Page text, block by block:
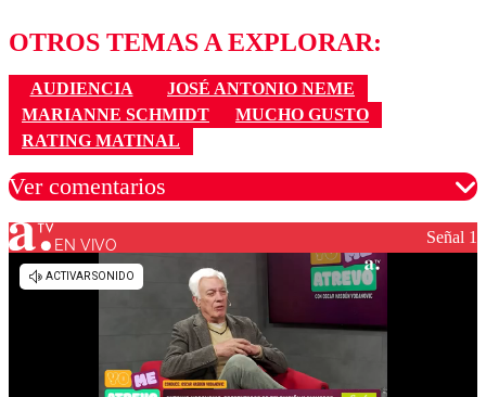
OTROS TEMAS A EXPLORAR:
AUDIENCIA
JOSÉ ANTONIO NEME
MARIANNE SCHMIDT
MUCHO GUSTO
RATING MATINAL
Ver comentarios
Los comentarios son moderados para garantizar un
diálogo respetuoso.
EN VIVO Señal 1